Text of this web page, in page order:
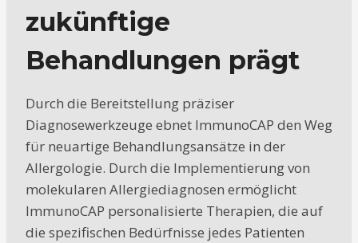
zukünftige
Behandlungen prägt
Durch die Bereitstellung präziser
Diagnosewerkzeuge ebnet ImmunoCAP den Weg
für neuartige Behandlungsansätze in der
Allergologie. Durch die Implementierung von
molekularen Allergiediagnosen ermöglicht
ImmunoCAP personalisierte Therapien, die auf
die spezifischen Bedürfnisse jedes Patienten